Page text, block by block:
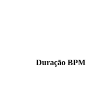
Duração BPM